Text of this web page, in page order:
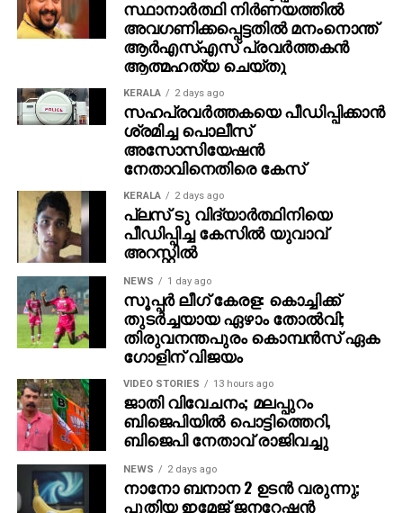
സമര്‍പ്പിക്കാനുള്ള അവസാന തീയതിക്ക് 10 ദിവസം മുമ്പ്
വരെ പുതിയ വോട്ടര്‍മാരുടെ അപേക്ഷകള്‍
ചേര്‍ക്കാനാകുന്ന നിയമാനുസൃത ക്രമമാണിതെന്ന്
കമ്മീഷന്‍ വ്യക്തമാക്കുന്നു.
വോട്ടെടുപ്പിനുശേഷം നല്‍കിയ പ്രസ്താവനയില്‍ പറഞ്ഞ
7.45 കോടി എന്നത് വോട്ടര്‍മാരുടെ മൊത്തം എണ്ണം
മാത്രമാണെന്നും, അത്രയും പേര്‍ വോട്ട്
ചെയ്തുവെന്നര്‍ത്ഥമില്ലെന്നും തെറ്റായ
വ്യാഖ്യാനമാണ് വിവാദത്തിനിടയാക്കിയതെന്നും
കമ്മീഷന്‍ പറഞ്ഞു.
സ്ഥാനാര്‍ത്ഥി നിര്‍ണയത്തില്‍
അവഗണിക്കപ്പെട്ടതില്‍ മനംനൊന്ത്
ആര്‍എസ്എസ് പ്രവര്‍ത്തകന്‍
ആത്മഹത്യ ചെയ്തു
KERALA 2 days ago
സഹപ്രവര്‍ത്തകയെ പീഡിപ്പിക്കാന്‍
ശ്രമിച്ച പൊലീസ്
അസോസിയേഷന്‍
നേതാവിനെതിരെ കേസ്
KERALA 2 days ago
പ്ലസ് ടു വിദ്യാര്‍ത്ഥിനിയെ
പീഡിപ്പിച്ച കേസില്‍ യുവാവ്
അറസ്റ്റില്‍
NEWS 1 day ago
സൂപ്പര്‍ ലീഗ് കേരള: കൊച്ചിക്ക്
തുടര്‍ച്ചയായ ഏഴാം തോല്‍വി;
തിരുവനന്തപുരം കൊമ്പന്‍സ് ഏക
ഗോളിന് വിജയം
VIDEO STORIES 13 hours ago
ജാതി വിവേചനം; മലപ്പുറം
ബിജെപിയില്‍ പൊട്ടിത്തെറി,
ബിജെപി നേതാവ് രാജിവച്ചു
NEWS 2 days ago
നാനോ ബനാന 2 ഉടന്‍ വരുന്നു;
പുതിയ ഇമേജ് ജനറേഷന്‍